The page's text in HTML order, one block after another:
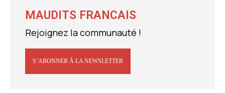
MAUDITS FRANCAIS
Rejoignez la communauté !
S’ABONNER À LA NEWSLETTER